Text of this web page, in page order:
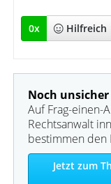
0x Hilfreich
Noch
Auf Frag-einen-
Rechtsanwalt
bestimmen den
Jetzt zum